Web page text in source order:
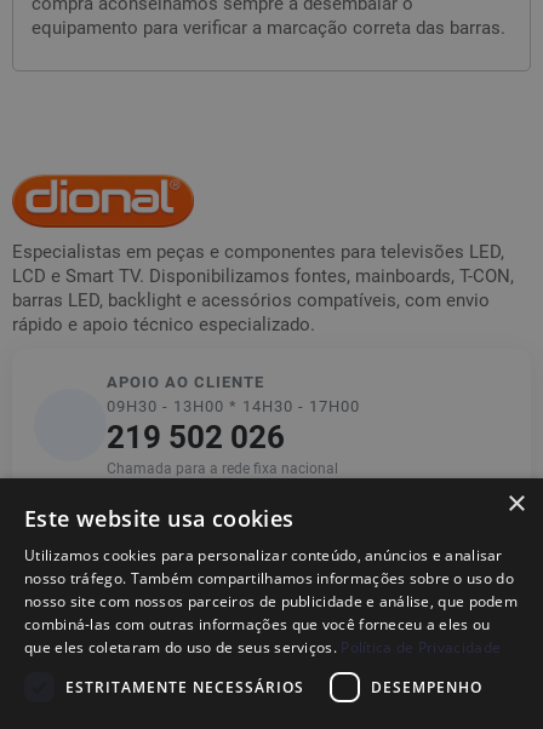
equipamento para verificar a marcação correta das barras.
Especialistas em peças e componentes para televisões LED,
LCD e Smart TV. Disponibilizamos fontes, mainboards, T-CON,
barras LED, backlight e acessórios compatíveis, com envio
rápido e apoio técnico especializado.
APOIO AO CLIENTE
09H30 - 13H00 * 14H30 - 17H00
219 502 026
Chamada para a rede fixa nacional
Informações
×
Este website usa cookies
Utilizamos cookies para personalizar conteúdo, anúncios e analisar
nosso tráfego. Também compartilhamos informações sobre o uso do
nosso site com nossos parceiros de publicidade e análise, que podem
combiná-las com outras informações que você forneceu a eles ou
que eles coletaram do uso de seus serviços. Política de Privacidade
ESTRITAMENTE NECESSÁRIOS
DESEMPENHO